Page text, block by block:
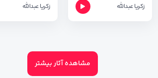
زکریا عبدالله زکریا عبدالله
مشاهده آثار بیشتر